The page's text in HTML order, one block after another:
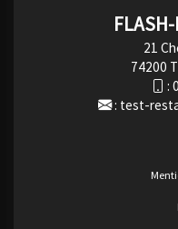
21
74200
:
: test-